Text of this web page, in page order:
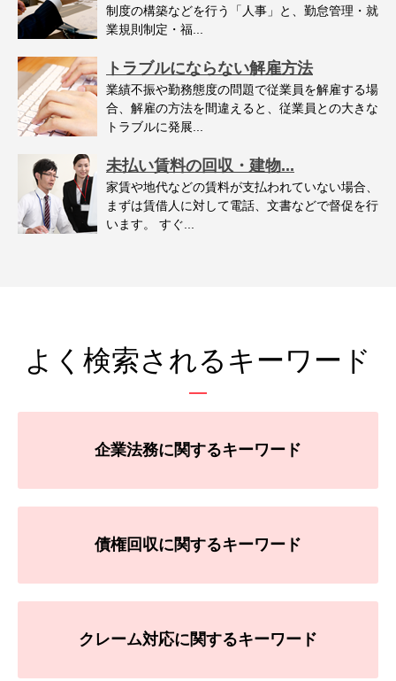
制度の構築などを行う「人事」と、勤怠管理・就
業規則制定・福...
トラブルにならない解雇方法
業績不振や勤務態度の問題で従業員を解雇する場
合、解雇の方法を間違えると、従業員との大きな
トラブルに発展...
未払い賃料の回収・建物...
家賃や地代などの賃料が支払われていない場合、
まずは賃借人に対して電話、文書などで督促を行
います。 すぐ...
よく検索されるキーワード
企業法務に関するキーワード
債権回収に関するキーワード
クレーム対応に関するキーワード